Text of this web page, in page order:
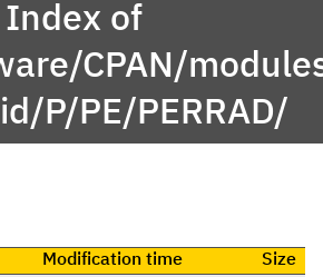
Index of
CPAN/
P/PE/PERRAD/
Modification time Size